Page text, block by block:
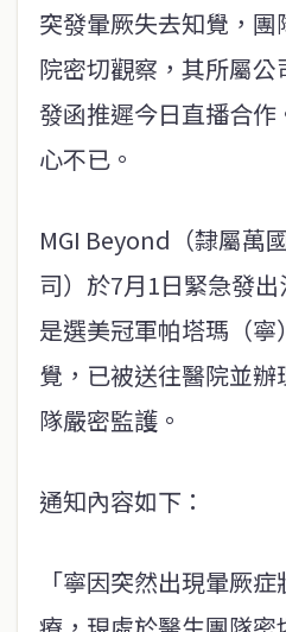
突發暈厥失去知覺，
院密切觀察，其所屬
發函推遲今日直播合
心不已。
MGI Beyond（隸屬萬
司）於7月1日緊急發
是選美冠軍帕塔瑪（
覺，已被送往醫院並
隊嚴密監護。
通知內容如下：
「寧因突然出現暈厥